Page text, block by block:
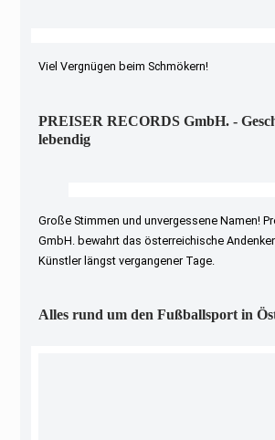
Viel Vergnügen beim Schmökern!
PREISER RECORDS GmbH. -
lebendig
Große Stimmen und unvergessene Namen!
GmbH. bewahrt das österreichische
Künstler längst vergangener Tage.
Alles rund um den Fußballsport in